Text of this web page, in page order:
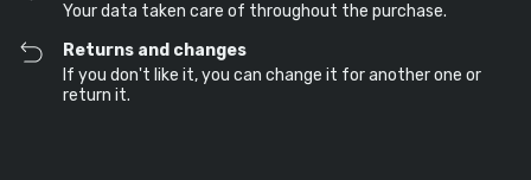
Your data taken care of throughout the purchase.
Returns and changes
If you don't like it, you can change it for another one or
return it.